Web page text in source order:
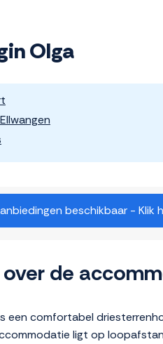
Olga
beschikbaar - Klik
de
een comfortabel
ligt op